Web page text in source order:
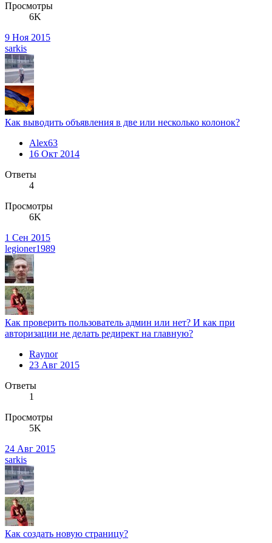
Просмотры
6K
9 Ноя 2015
sarkis
Как выводить объявления в две или несколько колонок?
Alex63
16 Окт 2014
Ответы
4
Просмотры
6K
1 Сен 2015
legioner1989
Как проверить пользователь админ или нет? И как при
авторизации не делать редирект на главную?
Raynor
23 Авг 2015
Ответы
1
Просмотры
5K
24 Авг 2015
sarkis
Как создать новую страницу?